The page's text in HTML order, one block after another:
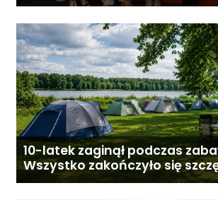
Gostyninie
10-latek zaginął podczas
Wszystko zakończyło się